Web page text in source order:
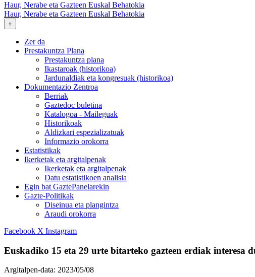
Haur, Nerabe eta Gazteen Euskal Behatokia
Haur, Nerabe eta Gazteen Euskal Behatokia
+
Zer da
Prestakuntza Plana
Prestakuntza plana
Ikastaroak (historikoa)
Jardunaldiak eta kongresuak (historikoa)
Dokumentazio Zentroa
Berriak
Gaztedoc buletina
Katalogoa - Maileguak
Historikoak
Aldizkari espezializatuak
Informazio orokorra
Estatistikak
Ikerketak eta argitalpenak
Ikerketak eta argitalpenak
Datu estatistikoen analisia
Egin bat GaztePanelarekin
Gazte-Politikak
Diseinua eta plangintza
Araudi orokorra
Facebook X Instagram
Euskadiko 15 eta 29 urte bitarteko gazteen erdiak
Argitalpen-data: 2023/05/08